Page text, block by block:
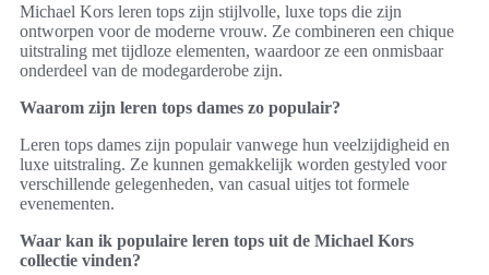
Michael Kors leren tops zijn stijlvolle, luxe tops die zijn
ontworpen voor de moderne vrouw. Ze combineren een chique
uitstraling met tijdloze elementen, waardoor ze een onmisbaar
onderdeel van de modegarderobe zijn.
Waarom zijn leren tops dames zo populair?
Leren tops dames zijn populair vanwege hun veelzijdigheid en
luxe uitstraling. Ze kunnen gemakkelijk worden gestyled voor
verschillende gelegenheden, van casual uitjes tot formele
evenementen.
Waar kan ik populaire leren tops uit de Michael Kors
collectie vinden?